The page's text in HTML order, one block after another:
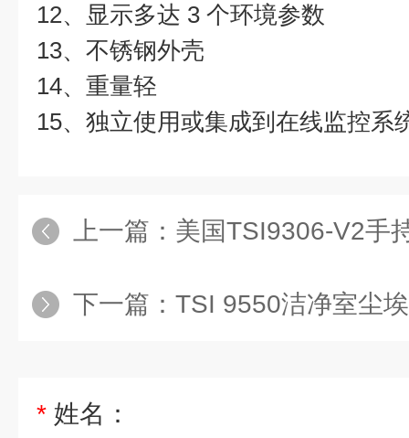
12、显示多达 3 个环境参数
13、不锈钢外壳
14、重量轻
15、独立使用或集成到在线监控系
上一篇： 美国TSI9306-V2手
下一篇： TSI 9550洁净室尘
* 姓名：